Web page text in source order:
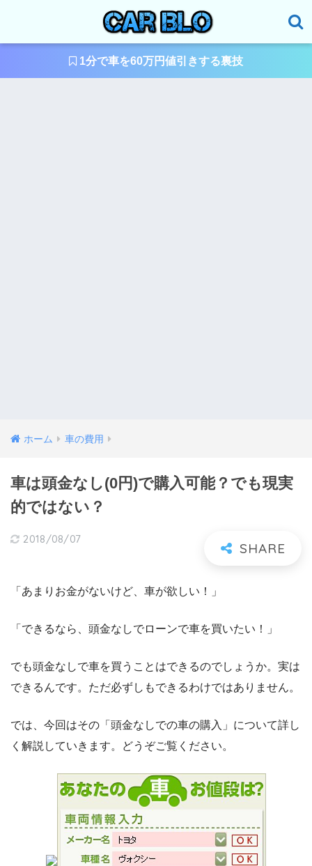
1分で車を60万円値引きする裏技
ホーム 車の費用
車は頭金なし(0円)で購入可能？でも現実
的ではない？
2018/08/07
「あまりお金がないけど、車が欲しい！」
「できるなら、頭金なしでローンで車を買いたい！」
でも頭金なしで車を買うことはできるのでしょうか。実は
できるんです。ただ必ずしもできるわけではありません。
では、今回はその「頭金なしでの車の購入」について詳し
く解説していきます。どうぞご覧ください。